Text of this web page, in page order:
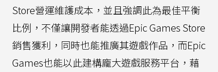
Store營運維護成本，並且強調此為最佳平衡
比例，不僅讓開發者能透過Epic Games Store
銷售獲利，同時也能推廣其遊戲作品，而Epic
Games也能以此建構龐大遊戲服務平台，藉